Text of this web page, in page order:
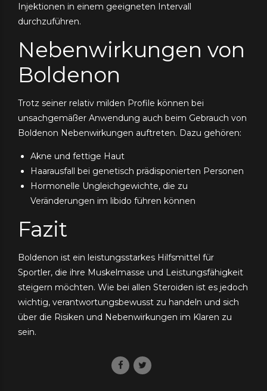
Injektionen in einem geeigneten Intervall
durchzuführen.
Nebenwirkungen von
Boldenon
Trotz seiner relativ milden Profile können bei
unsachgemäßer Anwendung auch beim Gebrauch von
Boldenon Nebenwirkungen auftreten. Dazu gehören:
Akne und fettige Haut
Haarausfall bei genetisch prädisponierten Personen
Hormonelle Ungleichgewichte, die zu
Veränderungen im libido führen können
Fazit
Boldenon ist ein leistungsstarkes Hilfsmittel für
Sportler, die ihre Muskelmasse und Leistungsfähigkeit
steigern möchten. Wie bei allen Steroiden ist es jedoch
wichtig, verantwortungsbewusst zu handeln und sich
über die Risiken und Nebenwirkungen im Klaren zu
sein.